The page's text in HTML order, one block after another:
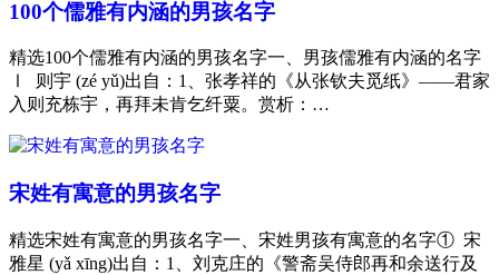
100个儒雅有内涵的男孩名字
精选100个儒雅有内涵的男孩名字一、男孩儒雅有内涵的名字
Ⅰ 则宇 (zé yǔ)出自：1、张孝祥的《从张钦夫觅纸》——君家
入则充栋宇，再拜未肯乞纤粟。赏析：…
宋姓有寓意的男孩名字
精选宋姓有寓意的男孩名字一、宋姓男孩有寓意的名字① 宋
雅星 (yǎ xīng)出自：1、刘克庄的《警斋吴侍郎再和余送行及